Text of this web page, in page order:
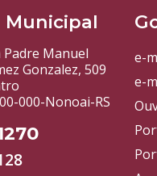
Padre Manuel
Gonzalez, 509
000-Nonoai-RS
e-
e-